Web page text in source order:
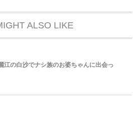
ALSO LIKE
江の白沙でナシ族のお婆ちゃんに出会っ